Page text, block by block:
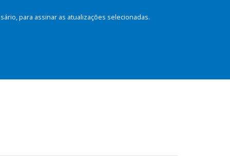
para assinar as atualizações selecionadas.